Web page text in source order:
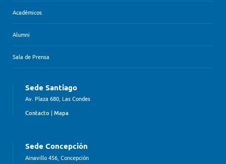
Académicos
Alumni
Sala de Prensa
Sede Santiago
Av. Plaza 680, Las Condes
Contacto | Mapa
Sede Concepción
Ainavillo 456, Concepción